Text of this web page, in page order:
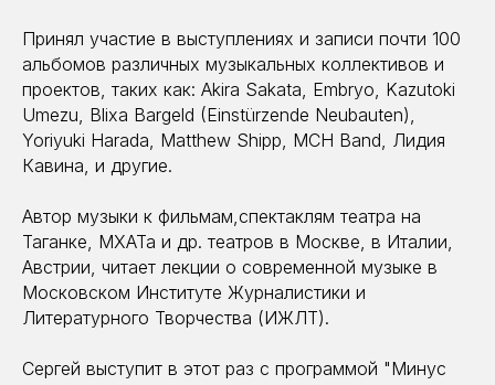
Принял участие в выступлениях и записи почти 100
альбомов различных музыкальных коллективов и
проектов, таких как: Akira Sakata, Embryo, Kazutoki
Umezu, Blixa Bargeld (Einstürzende Neubauten),
Yoriyuki Harada, Matthew Shipp, MCH Band, Лидия
Кавина, и другие.
Автор музыки к фильмам,спектаклям театра на
Таганке, МХАТа и др. театров в Москве, в Италии,
Австрии, читает лекции о современной музыке в
Московском Институте Журналистики и
Литературного Творчества (ИЖЛТ).
Сергей выступит в этот раз с программой "Минус